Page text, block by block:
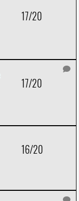
17/20
17/20
16/20